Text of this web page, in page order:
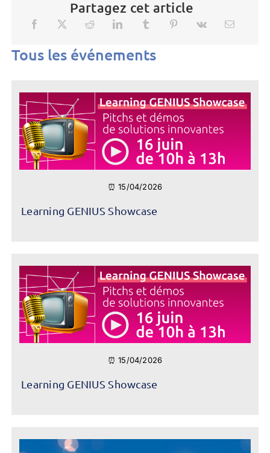
Partagez cet article
Tous les événements
⏰ 15/04/2026
Learning GENIUS Showcase
⏰ 15/04/2026
Learning GENIUS Showcase